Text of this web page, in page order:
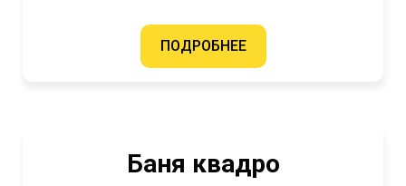
ПОДРОБНЕЕ
Баня квадро